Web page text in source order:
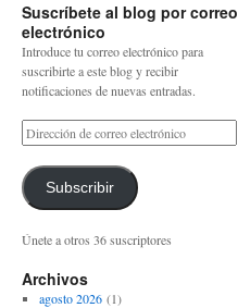
Suscríbete al blog por correo
electrónico
Introduce tu correo electrónico para
suscribirte a este blog y recibir
notificaciones de nuevas entradas.
Subscribir
Únete a otros 36 suscriptores
Archivos
agosto 2026(1)